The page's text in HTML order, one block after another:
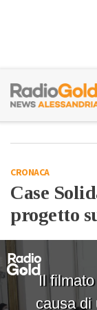
CRONACA
Case
progetto